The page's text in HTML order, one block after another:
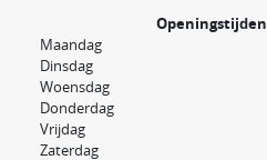
Openingstijden
Maandag
Dinsdag
Woensdag
Donderdag
Vrijdag
Zaterdag